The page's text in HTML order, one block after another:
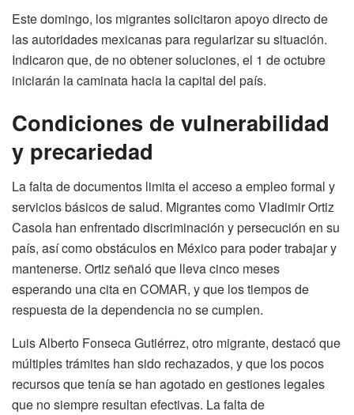
Este domingo, los migrantes solicitaron apoyo directo de
las autoridades mexicanas para regularizar su situación.
Indicaron que, de no obtener soluciones, el 1 de octubre
iniciarán la caminata hacia la capital del país.
Condiciones de vulnerabilidad
y precariedad
La falta de documentos limita el acceso a empleo formal y
servicios básicos de salud. Migrantes como Vladimir Ortiz
Casola han enfrentado discriminación y persecución en su
país, así como obstáculos en México para poder trabajar y
mantenerse. Ortiz señaló que lleva cinco meses
esperando una cita en COMAR, y que los tiempos de
respuesta de la dependencia no se cumplen.
Luis Alberto Fonseca Gutiérrez, otro migrante, destacó que
múltiples trámites han sido rechazados, y que los pocos
recursos que tenía se han agotado en gestiones legales
que no siempre resultan efectivas. La falta de